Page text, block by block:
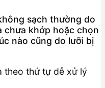
sạch thường do
chưa khớp hoặc chọn
nào cũng do lưỡi bị
theo thứ tự dễ xử lý